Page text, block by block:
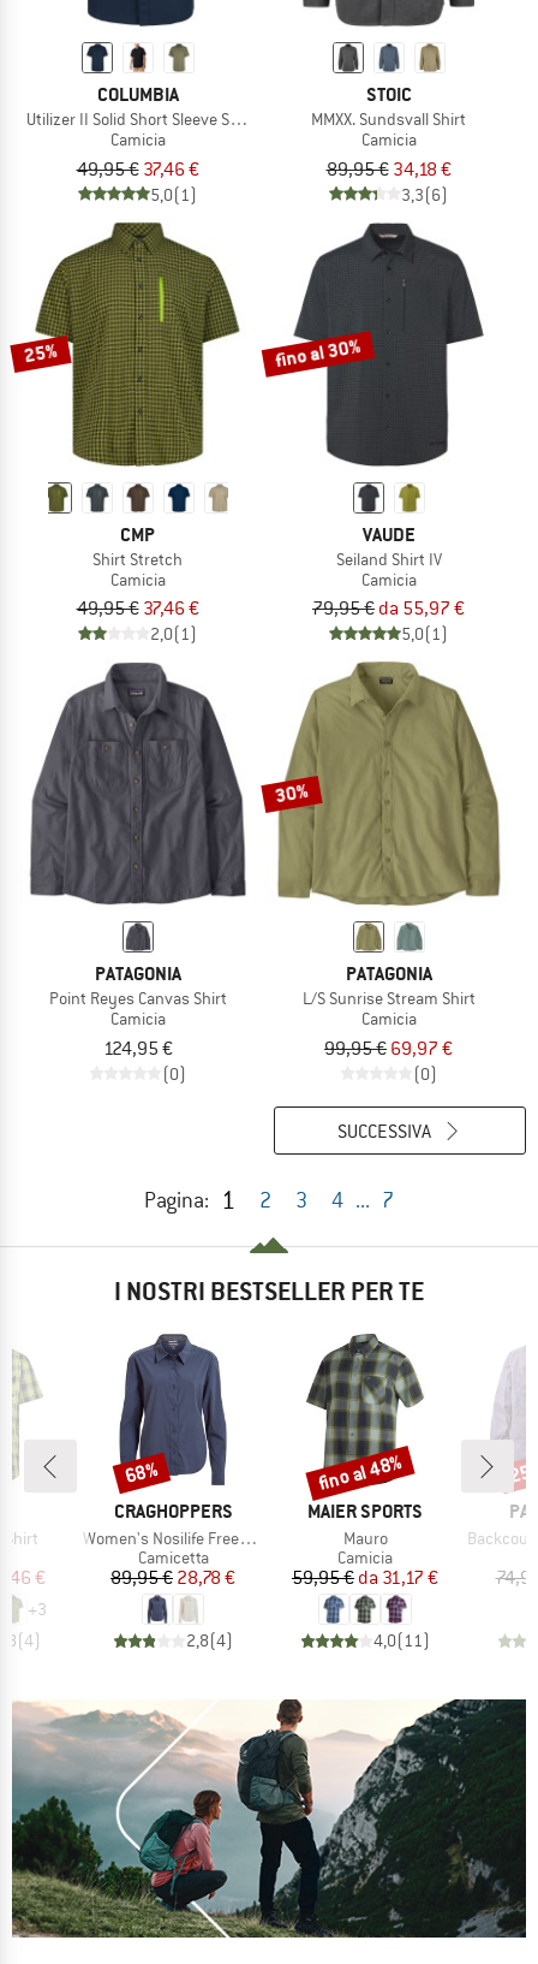
COLUMBIA
Utilizer II Solid Short Sleeve Shirt
Camicia
49,95 € 37,46 €
5,0(1)
STOIC
MMXX. Sundsvall Shirt
Camicia
89,95 € 34,18 €
3,3(6)
25%
CMP
Shirt Stretch
Camicia
49,95 € 37,46 €
2,0(1)
fino al 30%
VAUDE
Seiland Shirt IV
Camicia
79,95 € da 55,97 €
5,0(1)
PATAGONIA
Point Reyes Canvas Shirt
Camicia
124,95 €
(0)
30%
PATAGONIA
L/S Sunrise Stream Shirt
Camicia
99,95 € 69,97 €
(0)
Pagina: 1 2 3 4 ... 7
SUCCESSIVA
I NOSTRI BESTSELLER PER TE
Shirt
ridotto
€
+3
(4)
MARCHIO
CRAGHOPPERS
Articolo
Women's Nosilife Freeda Langarm Bluse
Gruppo di prodotti
Camicetta
Prezzo
89,95 €Prezzo ridotto
28,78 €
2,8(4)
Sconto
68%
MARCHIO
MAIER SPORTS
Articolo
Mauro
Gruppo di prodotti
Camicia
Prezzo
59,95 € Prezzo ridotto
da 31,17 €
4,0( 11)
Sconto
fino al 48%
Articolo